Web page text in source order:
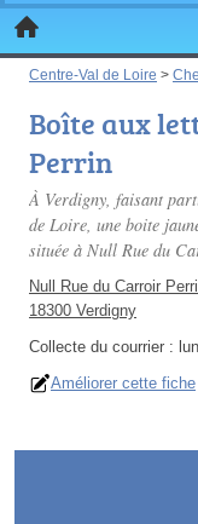
Centre-Val de Loire >
Boîte aux
Perrin
À Verdigny, faisant
de Loire, une boite
située à Null Rue du
Null Rue du Carroir
18300 Verdigny
Collecte du courrier :
Améliorer cette fiche